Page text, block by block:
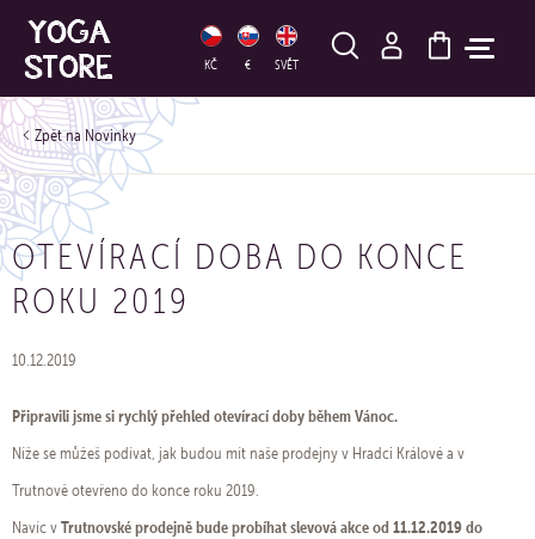
KČ € SVĚT
HLEDAT
Novinky
OTEVÍRACÍ DOBA DO KONCE
ROKU 2019
10.12.2019
Připravili jsme si rychlý přehled otevírací doby během Vánoc.
Níže se můžeš podívat, jak budou mít naše prodejny v Hradci Králové a v
Trutnově otevřeno do konce roku 2019.
Navíc vTrutnovské prodejně bude probíhat slevová akce od 11.12.2019 do